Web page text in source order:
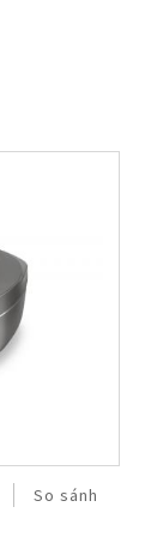
So sánh